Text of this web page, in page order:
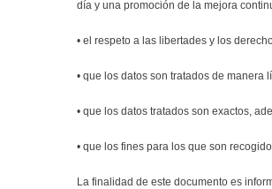
día y una promoción de la mejora
• el respeto a las libertades y los
• que los datos son tratados de manera
• que los datos tratados son exactos,
• que los fines para los que son
La finalidad de este documento es